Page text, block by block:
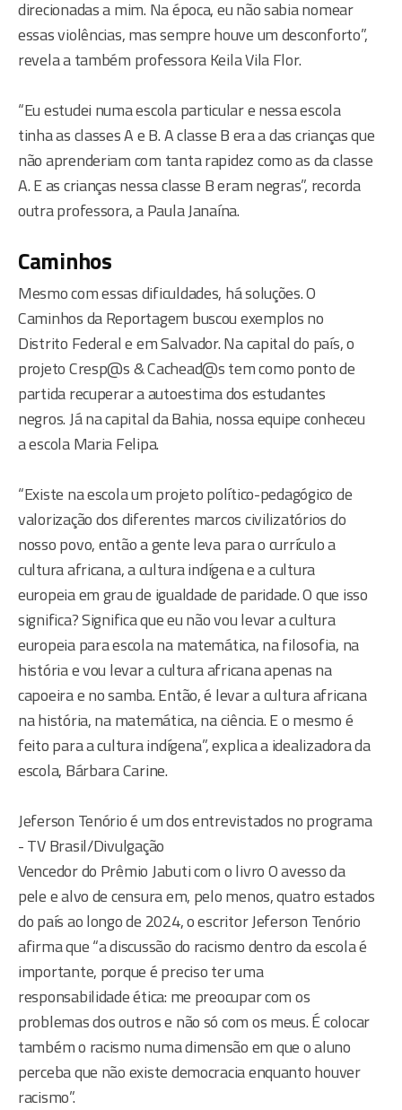
direcionadas a mim. Na época, eu não sabia nomear
essas violências, mas sempre houve um desconforto”,
revela a também professora Keila Vila Flor.
“Eu estudei numa escola particular e nessa escola
tinha as classes A e B. A classe B era a das crianças que
não aprenderiam com tanta rapidez como as da classe
A. E as crianças nessa classe B eram negras”, recorda
outra professora, a Paula Janaína.
Caminhos
Mesmo com essas dificuldades, há soluções. O
Caminhos da Reportagem buscou exemplos no
Distrito Federal e em Salvador. Na capital do país, o
projeto Cresp@s & Cachead@s tem como ponto de
partida recuperar a autoestima dos estudantes
negros. Já na capital da Bahia, nossa equipe conheceu
a escola Maria Felipa.
“Existe na escola um projeto político-pedagógico de
valorização dos diferentes marcos civilizatórios do
nosso povo, então a gente leva para o currículo a
cultura africana, a cultura indígena e a cultura
europeia em grau de igualdade de paridade. O que isso
significa? Significa que eu não vou levar a cultura
europeia para escola na matemática, na filosofia, na
história e vou levar a cultura africana apenas na
capoeira e no samba. Então, é levar a cultura africana
na história, na matemática, na ciência. E o mesmo é
feito para a cultura indígena”, explica a idealizadora da
escola, Bárbara Carine.
Jeferson Tenório é um dos entrevistados no programa
- TV Brasil/Divulgação
Vencedor do Prêmio Jabuti com o livro O avesso da
pele e alvo de censura em, pelo menos, quatro estados
do país ao longo de 2024, o escritor Jeferson Tenório
afirma que “a discussão do racismo dentro da escola é
importante, porque é preciso ter uma
responsabilidade ética: me preocupar com os
problemas dos outros e não só com os meus. É colocar
também o racismo numa dimensão em que o aluno
perceba que não existe democracia enquanto houver
racismo”.